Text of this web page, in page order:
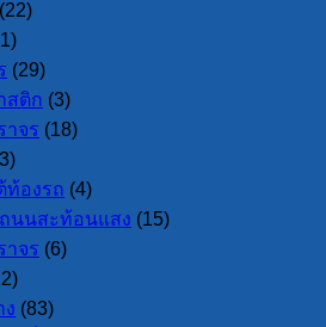
(22)
(29)
สติก (3)
าจร (18)
ท้องรถ (4)
นนสะท้อนแสง (15)
าจร (6)
(83)